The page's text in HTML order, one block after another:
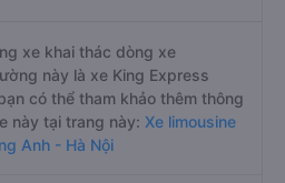
xe khai thác dòng xe
này là xe King Express
có thể tham khảo thêm thông
này tại trang này: Xe limousine
Anh - Hà Nội